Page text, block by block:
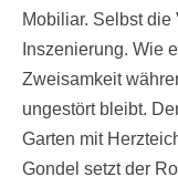
Mobiliar. Selbst die
Inszenierung. Wie
Zweisamkeit
ungestört bleibt.
Garten mit
Gondel setzt der